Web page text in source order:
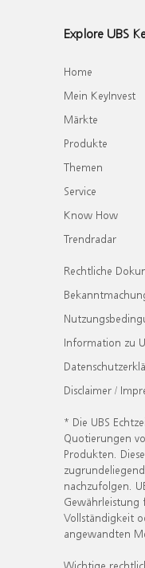
Explore UBS
Home
Mein KeyInvest
Märkte
Produkte
Themen
Service
Know How
Trendradar
Rechtliche
Information zu
Disclaimer /
* Die UBS
Quotierungen
Produkten.
nachzufolgen.
Gewährleistung
Vollständigkeit
angewandten